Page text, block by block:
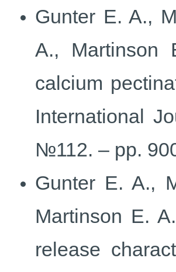
Gunter E. A.,
A., Martinson
calcium
International
№112. – pp.
Gunter E. A.,
Martinson E.
release